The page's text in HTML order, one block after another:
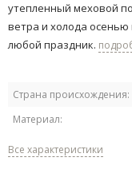
утепленный меховой
ветра и холода
любой праздник.
Страна происхождения:
Материал:
Все характеристики